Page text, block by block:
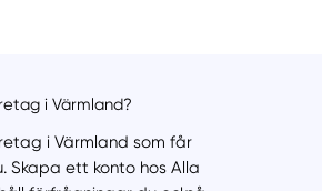
i Värmland?
i Värmland som får
Skapa ett konto hos Alla